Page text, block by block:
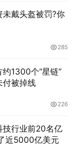
戴头盔被罚?你
285
1300个“星链”
付被掉线
226
技行业前20名亿
近5000亿美元